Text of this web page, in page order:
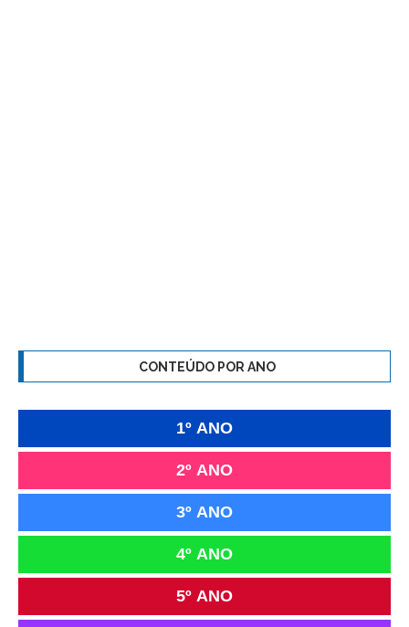
CONTEÚDO POR ANO
1º ANO
2º ANO
3º ANO
4º ANO
5º ANO